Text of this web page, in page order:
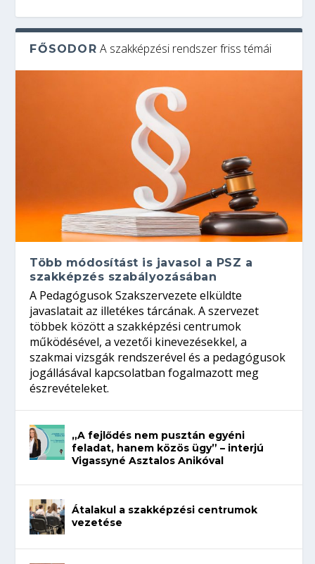
FŐSODOR A szakképzési rendszer friss témái
Több módosítást is javasol a PSZ a
szakképzés szabályozásában
A Pedagógusok Szakszervezete elküldte
javaslatait az illetékes tárcának. A szervezet
többek között a szakképzési centrumok
működésével, a vezetői kinevezésekkel, a
szakmai vizsgák rendszerével és a pedagógusok
jogállásával kapcsolatban fogalmazott meg
észrevételeket.
„A fejlődés nem pusztán egyéni
feladat, hanem közös ügy” – interjú
Vigassyné Asztalos Anikóval
Átalakul a szakképzési centrumok
vezetése